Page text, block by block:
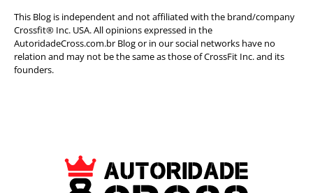
This Blog is independent and not affiliated with the brand/company
Crossfit® Inc. USA. All opinions expressed in the
AutoridadeCross.com.br Blog or in our social networks have no
relation and may not be the same as those of CrossFit Inc. and its
founders.